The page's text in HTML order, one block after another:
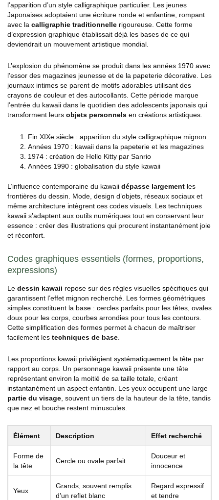
l’apparition d’un style calligraphique particulier. Les jeunes
Japonaises adoptaient une écriture ronde et enfantine, rompant
avec la calligraphie traditionnelle rigoureuse. Cette forme
d’expression graphique établissait déjà les bases de ce qui
deviendrait un mouvement artistique mondial.
L’explosion du phénomène se produit dans les années 1970 avec
l’essor des magazines jeunesse et de la papeterie décorative. Les
journaux intimes se parent de motifs adorables utilisant des
crayons de couleur et des autocollants. Cette période marque
l’entrée du kawaii dans le quotidien des adolescents japonais qui
transforment leurs objets personnels en créations artistiques.
Fin XIXe siècle : apparition du style calligraphique mignon
Années 1970 : kawaii dans la papeterie et les magazines
1974 : création de Hello Kitty par Sanrio
Années 1990 : globalisation du style kawaii
L’influence contemporaine du kawaii dépasse largement les
frontières du dessin. Mode, design d’objets, réseaux sociaux et
même architecture intègrent ces codes visuels. Les techniques
kawaii s’adaptent aux outils numériques tout en conservant leur
essence : créer des illustrations qui procurent instantanément joie
et réconfort.
Codes graphiques essentiels (formes, proportions,
expressions)
Le dessin kawaii repose sur des règles visuelles spécifiques qui
garantissent l’effet mignon recherché. Les formes géométriques
simples constituent la base : cercles parfaits pour les têtes, ovales
doux pour les corps, courbes arrondies pour tous les contours.
Cette simplification des formes permet à chacun de maîtriser
facilement les techniques de base
Les proportions kawaii privilégient systématiquement la tête par
rapport au corps. Un personnage kawaii présente une tête
représentant environ la moitié de sa taille totale, créant
instantanément un aspect enfantin. Les yeux occupent une large
partie du visage, souvent un tiers de la hauteur de la tête, tandis
que nez et bouche restent minuscules.
Élément Description Effet recherché
Forme de
la tête
Cercle ou ovale parfait
Douceur et
innocence
Yeux
Grands, souvent remplis
d’un reflet blanc
Regard expressif
et tendre